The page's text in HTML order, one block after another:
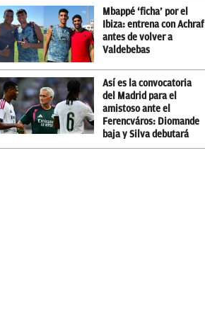
Mbappé ‘ficha’ por el
Ibiza: entrena con Achraf
antes de volver a
Valdebebas
Así es la convocatoria
del Madrid para el
amistoso ante el
Ferencváros: Diomande
baja y Silva debutará